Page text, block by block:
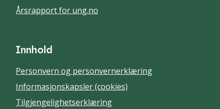
Årsrapport for ung.no
Innhold
Personvern og personvernerklæring
Informasjonskapsler (cookies)
Tilgjengelighetserklæring